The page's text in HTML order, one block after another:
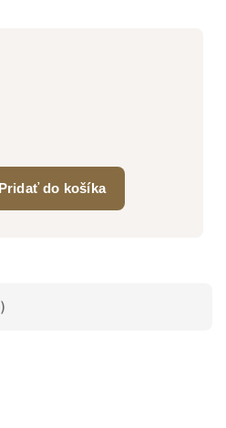
Pridať do košíka